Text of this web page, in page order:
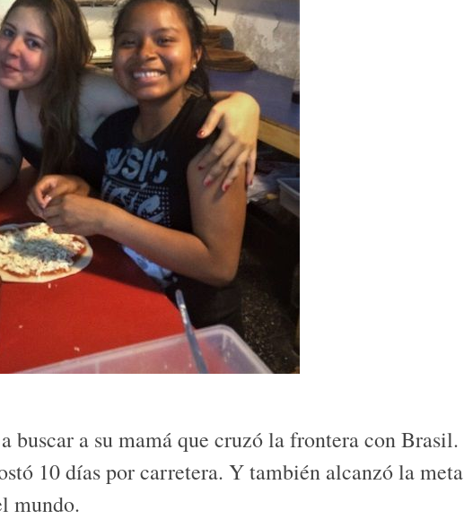
buscar a su mamá que cruzó la frontera con Brasil.
10 días por carretera. Y también alcanzó la meta
mundo.